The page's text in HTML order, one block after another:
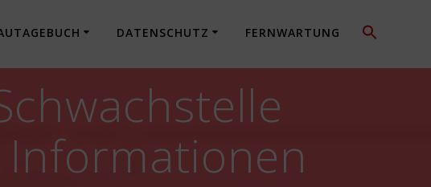
DATENSCHUTZ FERNWARTUNG